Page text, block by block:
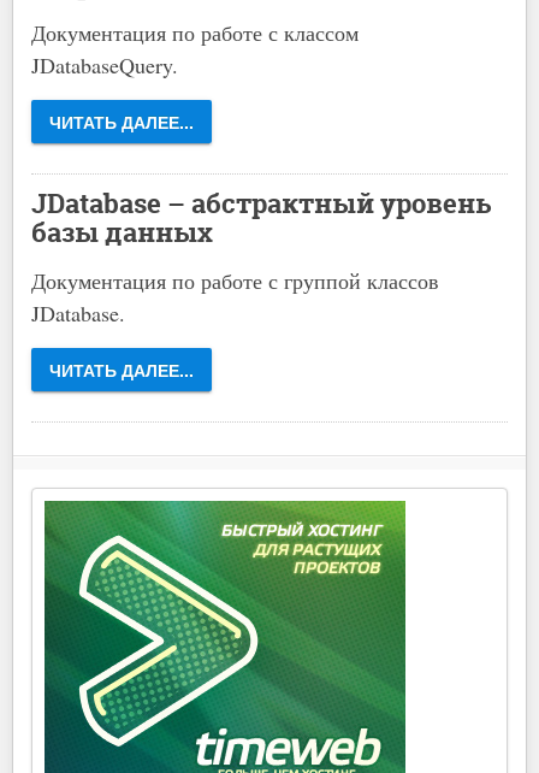
Документация по работе с классом
JDatabaseQuery.
ЧИТАТЬ ДАЛЕЕ...
JDatabase – абстрактный уровень
базы данных
Документация по работе с группой классов
JDatabase.
ЧИТАТЬ ДАЛЕЕ...